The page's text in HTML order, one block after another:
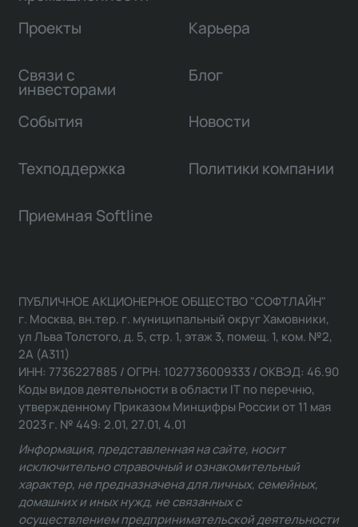
Проекты
Связи с
инвесторами
Карьера
Блог
События Новости
Техподдержка Политики компании
Приемная Softline
ПУБЛИЧНОЕ АКЦИОНЕРНОЕ ОБЩЕСТВО "СОФТЛАЙН"
г. Москва, вн.тер. г. муниципальный округ Хамовники,
ул Льва Толстого, д. 5, стр. 1, этаж 3, помещ. 1, ком. №2,
2А (А311)
ИНН: 7736227885 / ОГРН: 1027736009333 / ОКВЭД: 46.90
Коды видов деятельности в области IT по перечню,
утвержденному Приказом Минцифры России от 11 мая
2023 г. № 449: 2.01, 27.01, 4.01
Информация, представленная на сайте, носит
исключительно справочный и ознакомительный
характер, не предназначена для личных, семейных,
домашних и иных нужд, не связанных с
осуществлением предпринимательской деятельности